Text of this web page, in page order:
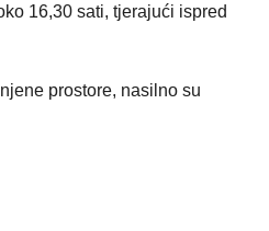
16,30 sati, tjerajući ispred
prostore, nasilno su